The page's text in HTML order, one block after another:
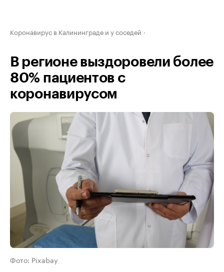
Коронавирус в Калининграде и у соседей
В регионе выздоровели более
80% пациентов с
коронавирусом
Фото: Pixabay